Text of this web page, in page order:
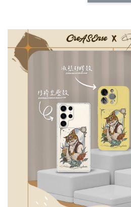
NT$ 214
NT$ 225
- +
CSAA05
NT$ 214
NT$ 225
瀏覽更多